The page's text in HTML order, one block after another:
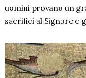
uomini provano un
sacrifici al Signore e